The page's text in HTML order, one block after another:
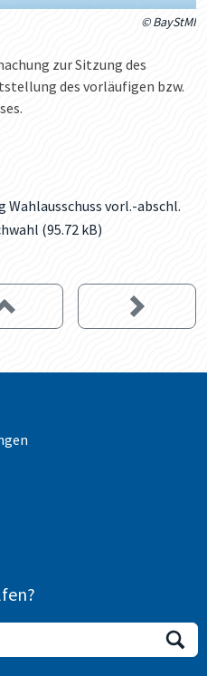
© BayStMI
zur Sitzung des
des vorläufigen bzw.
vorl.-abschl.
(95.72 kB)